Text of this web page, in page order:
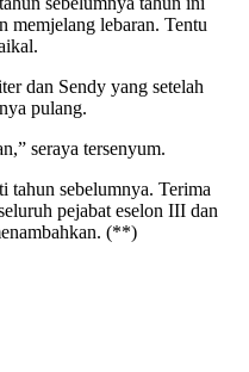
memjelang lebaran. Tentu
dan Sendy yang setelah
pulang.
seraya tersenyum.
tahun sebelumnya. Terima
pejabat eselon III dan
(**)